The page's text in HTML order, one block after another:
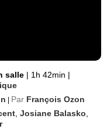
salle | 1h 42min |
| Par François Ozon
,Josiane Balasko